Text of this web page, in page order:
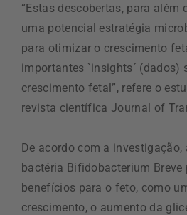
“Estas descobertas, para além
uma potencial estratégia
para otimizar o crescimento
importantes `insights´ (dados)
crescimento fetal”, refere o
revista científica Journal of
De acordo com a
bactéria Bifidobacterium
benefícios para o feto, como
crescimento, o aumento da